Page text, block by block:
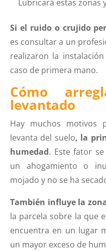
Lubricará estas zonas
Si el ruido o crujido
es consultar a un
realizaron la
caso de primera mano.
Cómo
levantado
Hay muchos
levanta del suelo, la
humedad. Este fator
un ahogamiento o
mojado y no se ha
También influye la
la parcela sobre la que
encuentra en un lugar
un mayor exceso de